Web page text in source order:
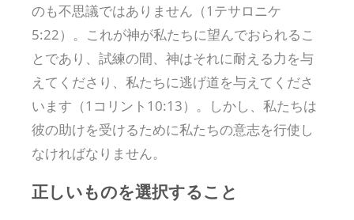
のも不思議ではありません（1テサロニケ
5:22）。これが神が私たちに望んでおられるこ
とであり、試練の間、神はそれに耐える力を与
えてくださり、私たちに逃げ道を与えてくださ
います（1コリント10:13）。しかし、私たちは
彼の助けを受けるために私たちの意志を行使し
なければなりません。
正しいものを選択すること